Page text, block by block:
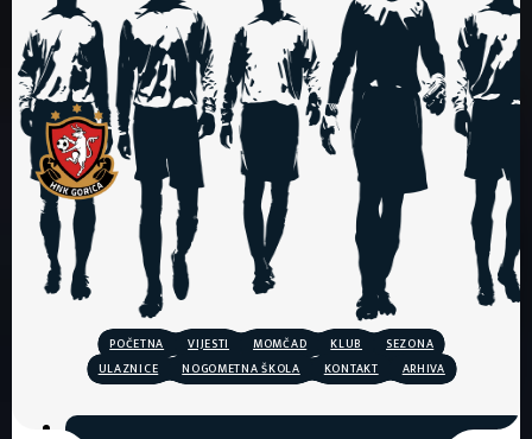
POČETNA VIJESTI MOMČAD KLUB
SEZONA
ULAZNICE
NOGOMETNA ŠKOLA KONTAKT ARHIVA